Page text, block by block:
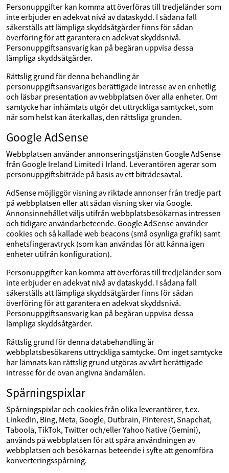
Personuppgifter kan komma att överföras till tredjeländer som
inte erbjuder en adekvat nivå av dataskydd. I sådana fall
säkerställs att lämpliga skyddsåtgärder finns för sådan
överföring för att garantera en adekvat skyddsnivå.
Personuppgiftsansvarig kan på begäran uppvisa dessa
lämpliga skyddsåtgärder.
Rättslig grund för denna behandling är
personuppgiftsansvariges berättigade intresse av en enhetlig
och läsbar presentation av webbplatsen över alla enheter. Om
samtycke har inhämtats utgör det uttryckliga samtycket, som
när som helst kan återkallas, den rättsliga grunden.
Google AdSense
Webbplatsen använder annonseringstjänsten Google AdSense
från Google Ireland Limited i Irland. Leverantören agerar som
personuppgiftsbiträde på basis av ett biträdesavtal.
AdSense möjliggör visning av riktade annonser från tredje part
på webbplatsen eller att sådan visning sker via Google.
Annonsinnehållet väljs utifrån webbplatsbesökarnas intressen
och tidigare användarbeteende. Google AdSense använder
cookies och så kallade web beacons (små osynliga grafik) samt
enhetsfingeravtryck (som kan användas för att känna igen
enheter utifrån konfiguration).
Personuppgifter kan komma att överföras till tredjeländer som
inte erbjuder en adekvat nivå av dataskydd. I sådana fall
säkerställs att lämpliga skyddsåtgärder finns för sådan
överföring för att garantera en adekvat skyddsnivå.
Personuppgiftsansvarig kan på begäran uppvisa dessa
lämpliga skyddsåtgärder.
Rättslig grund för denna databehandling är
webbplatsbesökarens uttryckliga samtycke. Om inget samtycke
har lämnats kan rättslig grund utgöras av vårt berättigade
intresse för de ovan angivna ändamålen.
Spårningspixlar
Spårningspixlar och cookies från olika leverantörer, t.ex.
LinkedIn, Bing, Meta, Google, Outbrain, Pinterest, Snapchat,
Taboola, TikTok, Twitter och/eller Yahoo Native (Gemini),
används på webbplatsen för att spåra användningen av
webbplatsen och besökarnas beteende i syfte att genomföra
konverteringsspårning.